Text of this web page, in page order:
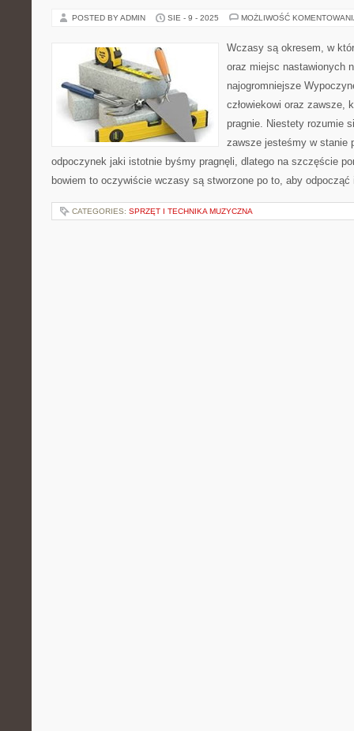
POSTED BY ADMIN SIE - 9 - 2025 MOŻLIWOŚĆ
Wczasy są okresem, w
oraz miejsc nastawionych
najogromniejsze
człowiekowi oraz zawsze,
pragnie. Niestety rozumie
zawsze jesteśmy w stanie
odpoczynek jaki istotnie byśmy pragnęli, dlatego na szczęście
bowiem to oczywiście wczasy są stworzone po to, aby
CATEGORIES: SPRZĘT I TECHNIKA MUZYCZNA